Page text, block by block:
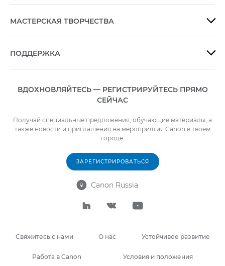
МАСТЕРСКАЯ ТВОРЧЕСТВА 
ПОДДЕРЖКА 
ВДОХНОВЛЯЙТЕСЬ — РЕГИСТРИРУЙТЕСЬ ПРЯМО
СЕЙЧАС
Получай специальные предложения, обучающие материалы, а
также новости и приглашения на мероприятия Canon в твоем
городе.
ЗАРЕГИСТРИРОВАТЬСЯ
 Canon Russia
  
Свяжитесь с нами О нас Устойчивое развитие
Работа в Canon Условия и положения